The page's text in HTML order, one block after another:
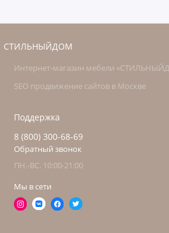
СТИЛЬНЫЙДОМ
Интернет-магазин мебели
SEO продвижение сайтов в Москве
Поддержка
8 (800) 300-68-69
Обратный звонок
ПН.-ВС. 10:00-21:00
Мы в сети